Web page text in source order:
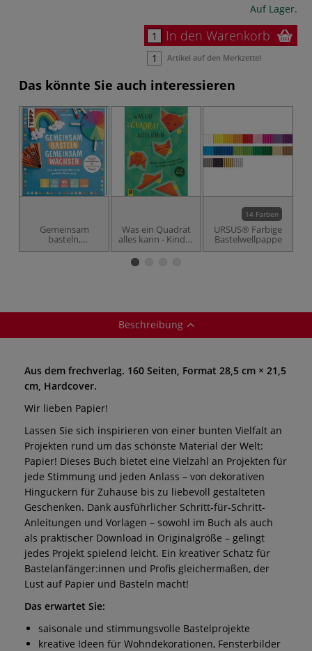
Auf Lager.
In den Warenkorb
Artikel auf den Merkzettel
Das könnte Sie auch interessieren
Gemeinsam
basteln,
gemeinsam
Was ein Quadrat
alles kann - Kinder
falten und basteln
zu kleinen
Geschichten
14 Farben
URSUS® Farbige
Bastelwellpappe
Beschreibung
Aus dem frechverlag. 160 Seiten, Format 28,5 cm × 21,5
cm, Hardcover.
Wir lieben Papier!
Lassen Sie sich inspirieren von einer bunten Vielfalt an
Projekten rund um das schönste Material der Welt:
Papier! Dieses Buch bietet eine Vielzahl an Projekten für
jede Stimmung und jeden Anlass – von dekorativen
Hinguckern für Zuhause bis zu liebevoll gestalteten
Geschenken. Dank ausführlicher Schritt-für-Schritt-
Anleitungen und Vorlagen – sowohl im Buch als auch
als praktischer Download in Originalgröße – gelingt
jedes Projekt spielend leicht. Ein kreativer Schatz für
Bastelanfänger:innen und Profis gleichermaßen, der
Lust auf Papier und Basteln macht!
Das erwartet Sie:
saisonale und stimmungsvolle Bastelprojekte
kreative Ideen für Wohndekorationen, Fensterbilder